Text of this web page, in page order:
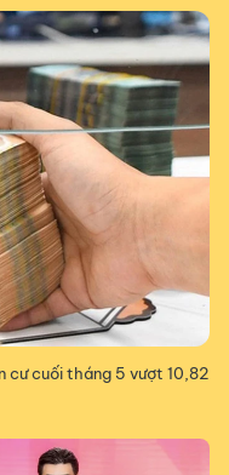
cư cuối tháng 5 vượt 10,82